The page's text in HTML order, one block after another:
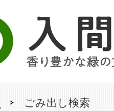
ごみ出し検索